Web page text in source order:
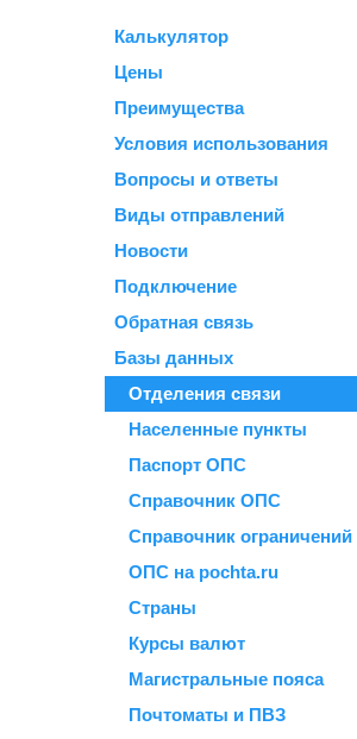
Калькулятор
Цены
Преимущества
Условия использования
Вопросы и ответы
Виды отправлений
Новости
Подключение
Обратная связь
Базы данных
Отделения связи
Населенные пункты
Паспорт ОПС
Справочник ОПС
Справочник ограничений
ОПС на pochta.ru
Страны
Курсы валют
Магистральные пояса
Почтоматы и ПВЗ